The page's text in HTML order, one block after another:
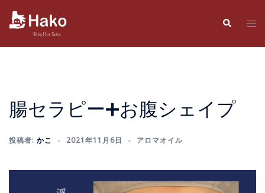
検
索
ト
腸セラピー➕お腹シェイプ
投稿者: かこ 2021年11月6日 アロマオイル